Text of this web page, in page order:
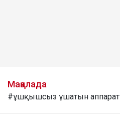
Мақалада
#ұшқышсыз ұшатын аппарат